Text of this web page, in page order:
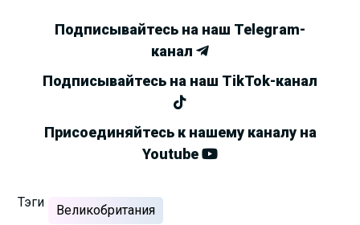
Подписывайтесь на наш Telegram-
канал
Подписывайтесь на наш TikTok-канал
Присоединяйтесь к нашему каналу на
Youtube
Тэги
Великобритания